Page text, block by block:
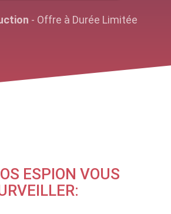
- Offre à Durée Limitée
ESPION VOUS